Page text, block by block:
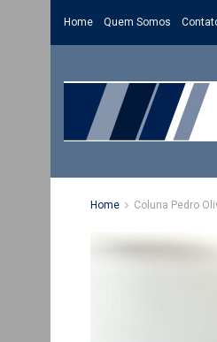
Home Quem Somos
Home Coluna Pedro